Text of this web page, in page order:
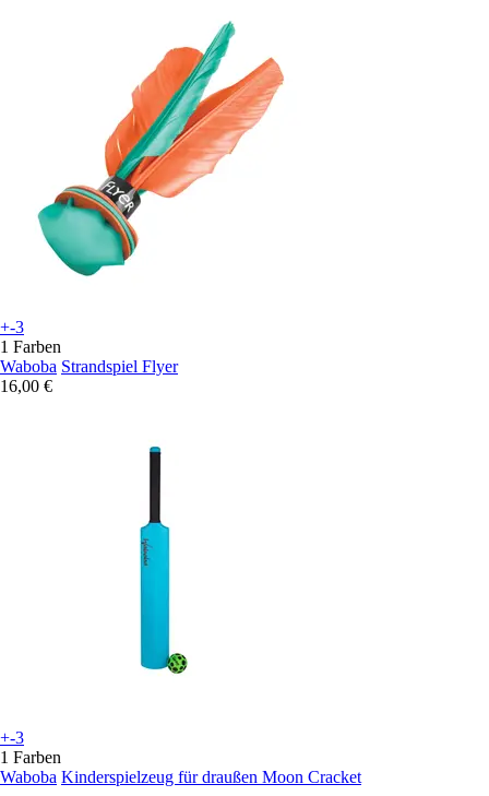
+-3
1 Farben
Waboba Strandspiel Flyer
16,00 €
+-3
1 Farben
Waboba Kinderspielzeug für draußen Moon Cracket